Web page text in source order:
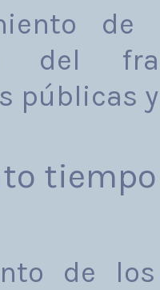
de
del
públicas
de